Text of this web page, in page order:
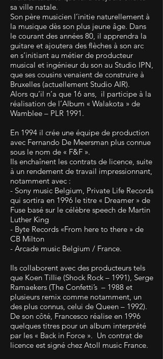
sa ville natale.
Son père musicien l’initie naturellement à
la musique dès son plus jeune âge. Dans
le courant des années 80, il apprendra la
guitare et ajoutera des flèches à son arc
en s’initiant au métier de producteur
musical et ingénieur du son au Studio IPN,
que ses cousins venaient de construire à
Bruxelles (actuellement Studio AIR).
Alors qu’il n’a que 16 ans, il participe à la
réalisation de l’Album « Walakota » de
Wamblee – PLR 1991.
En 1994 il crée une équipe de production
avec Fernando De Meersman plus connue
sous le nom de « F&F ».
Ils enchaînent les contrats de licence, suite
à un rendement de travail impressionnant,
notamment avec :
- Sony music Belgium, Private Life Records
qui sortira en 1996 le titre « Dreamer » de
Fuse basé sur le célèbre speech de Martin
Luther King
- Byte Records «From here to there » de
CB Milton
- Arcade music Belgium / France.
Ils collaborent avec des producteurs tels
que Koen Tillie (Shock Rock – 1991), Serge
Ramaekers (The Confetti’s – 1988 et
plusieurs remix comme notamment, un
des plus connus, celui de Queen – 1992).
De son côté, Francesco réalise en 1996
quelques titres pour un album interprété
par les « Back in Force ». Un contrat de
licence est signé chez Atoll music France.